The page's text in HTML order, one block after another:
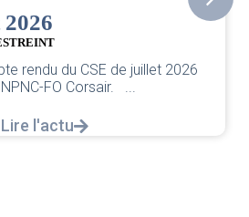
rendu du CSE de juillet 2026
FO Corsair. ...
Lire l'actu